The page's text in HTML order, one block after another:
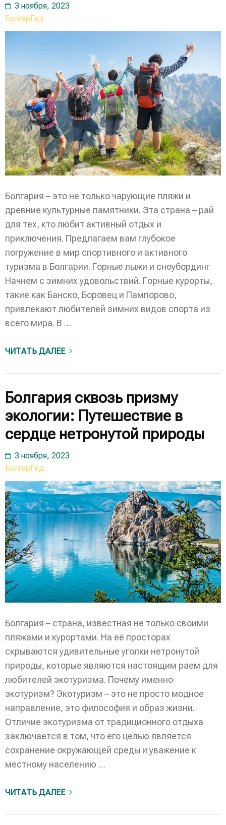
3 ноября, 2023
БолгарГид
Болгария – это не только чарующие пляжи и
древние культурные памятники. Эта страна – рай
для тех, кто любит активный отдых и
приключения. Предлагаем вам глубокое
погружение в мир спортивного и активного
туризма в Болгарии. Горные лыжи и сноубординг
Начнем с зимних удовольствий. Горные курорты,
такие как Банско, Боровец и Пампорово,
привлекают любителей зимних видов спорта из
всего мира. В …
ЧИТАТЬ ДАЛЕЕ
Болгария сквозь призму
экологии: Путешествие в
сердце нетронутой природы
3 ноября, 2023
БолгарГид
Болгария – страна, известная не только своими
пляжами и курортами. На её просторах
скрываются удивительные уголки нетронутой
природы, которые являются настоящим раем для
любителей экотуризма. Почему именно
экотуризм? Экотуризм – это не просто модное
направление, это философия и образ жизни.
Отличие экотуризма от традиционного отдыха
заключается в том, что его целью является
сохранение окружающей среды и уважение к
местному населению …
ЧИТАТЬ ДАЛЕЕ